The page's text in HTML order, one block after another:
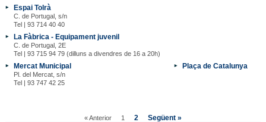
Espai Tolrà
C. de Portugal, s/n
Tel | 93 714 40 40
La Fàbrica - Equipament juvenil
C. de Portugal, 2E
Tel | 93 715 94 79 (dilluns a divendres de 16 a 20h)
Mercat Municipal
Pl. del Mercat, s/n
Tel | 93 747 42 25
Plaça de Catalunya
« Anterior 1 2 Següent »